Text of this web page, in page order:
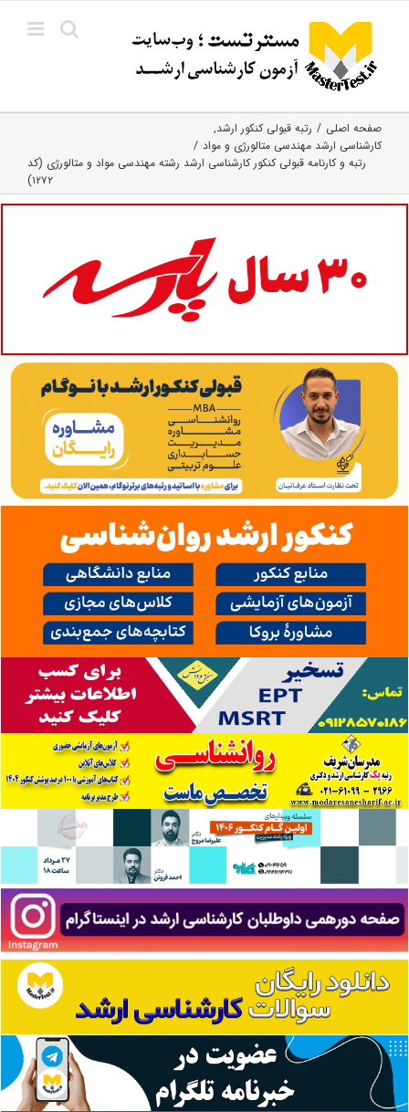
content
صفحه اصلی
رتبه قبولی کنکور ارشد
کارشناسی ارشد مهندسی متالورژی و مواد
رتبه و کارنامه قبولی کنکور کارشناسی ارشد رشته مهندسی مواد و متالورژی (کد
۱۲۷۲)